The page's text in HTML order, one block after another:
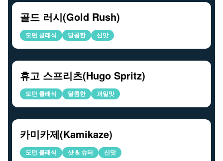
골드 러시(Gold Rush)
모던 클래식 달콤한 신맛
휴고 스프리츠(Hugo Spritz)
모던 클래식 달콤한 과일맛
카미카제(Kamikaze)
모던 클래식 샷 & 슈터 신맛